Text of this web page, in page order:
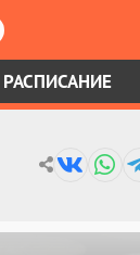
РАСПИСАНИЕ